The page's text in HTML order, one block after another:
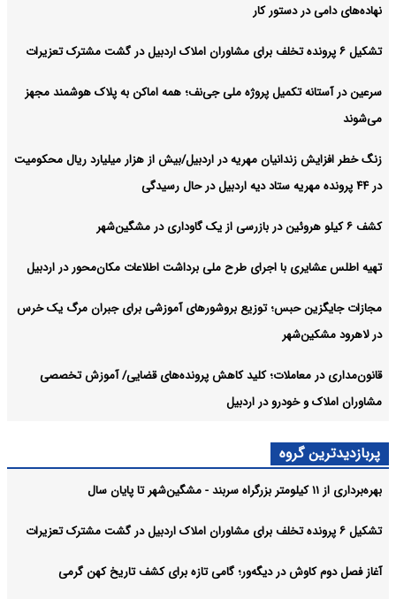
نهاده‌های دامی در دستور کار
تشکیل ۶ پرونده تخلف برای مشاوران املاک اردبیل در گشت مشترک تعزیرات
سرعین در آستانه تکمیل پروژه ملی جی‌نف؛ همه اماکن به پلاک هوشمند مجهز
می‌شوند
زنگ خطر افزایش زندانیان مهریه در اردبیل/بیش از هزار میلیارد ریال محکومیت
در ۴۴ پرونده مهریه ستاد دیه اردبیل در حال رسیدگی
کشف ۶ کیلو هروئین در بازرسی از یک گاوداری در مشگین‌شهر
تهیه اطلس عشایری با اجرای طرح ملی برداشت اطلاعات مکان‌محور در اردبیل
مجازات جایگزین حبس؛ توزیع بروشورهای آموزشی برای جبران مرگ یک خرس
در لاهرود مشکین‌شهر
قانون‌مداری در معاملات؛ کلید کاهش پرونده‌های قضایی/ آموزش تخصصی
مشاوران املاک و خودرو در اردبیل
پربازدیدترین گروه
بهره‌برداری از ۱۱ کیلومتر بزرگراه سربند - مشگین‌شهر تا پایان سال
تشکیل ۶ پرونده تخلف برای مشاوران املاک اردبیل در گشت مشترک تعزیرات
آغاز فصل دوم کاوش در دیگه‌ور؛ گامی تازه برای کشف تاریخ کهن گرمی